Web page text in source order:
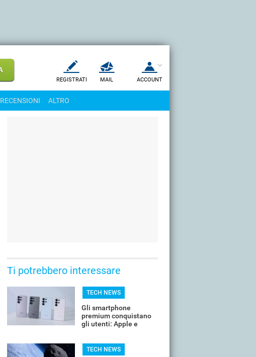
REGISTRATI MAIL ACCOUNT
RECENSIONI ALTRO
Ti potrebbero interessare
TECH NEWS
Gli smartphone
premium conquistano
gli utenti: Apple e
TECH NEWS